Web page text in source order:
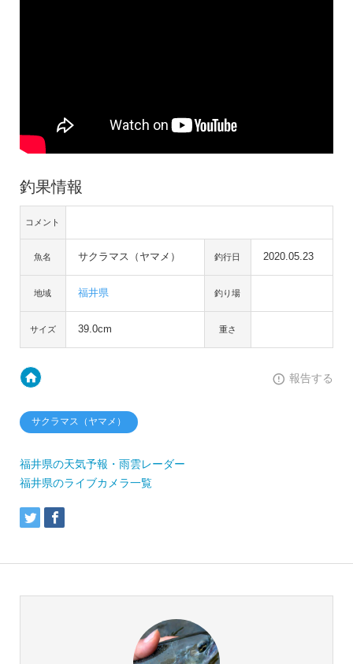
釣果情報
コメント
魚名 サクラマス（ヤマメ） 釣行日 2020.05.23
地域 福井県 釣り場
サイズ 39.0cm 重さ
報告する
サクラマス（ヤマメ）
福井県の天気予報・雨雲レーダー
福井県のライブカメラ一覧